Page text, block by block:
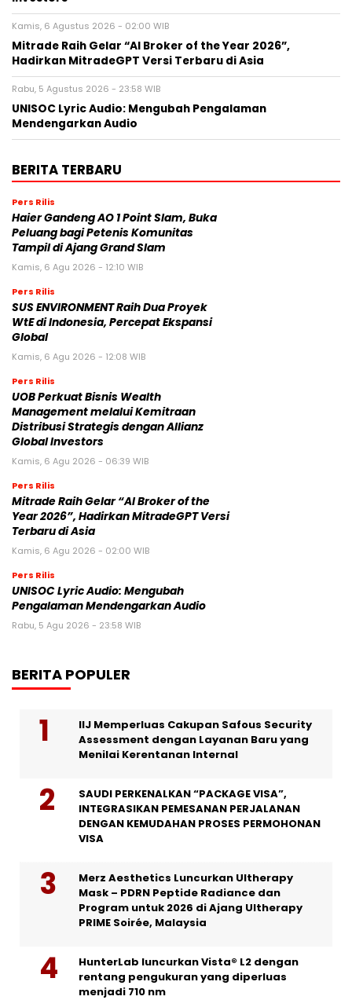
Kamis, 6 Agustus 2026 - 02:00 WIB
Mitrade Raih Gelar “AI Broker of the Year 2026”,
Hadirkan MitradeGPT Versi Terbaru di Asia
Rabu, 5 Agustus 2026 - 23:58 WIB
UNISOC Lyric Audio: Mengubah Pengalaman
Mendengarkan Audio
BERITA TERBARU
Pers Rilis
Haier Gandeng AO 1 Point Slam, Buka
Peluang bagi Petenis Komunitas
Tampil di Ajang Grand Slam
Kamis, 6 Agu 2026 - 12:10 WIB
Pers Rilis
SUS ENVIRONMENT Raih Dua Proyek
WtE di Indonesia, Percepat Ekspansi
Global
Kamis, 6 Agu 2026 - 12:08 WIB
Pers Rilis
UOB Perkuat Bisnis Wealth
Management melalui Kemitraan
Distribusi Strategis dengan Allianz
Global Investors
Kamis, 6 Agu 2026 - 06:39 WIB
Pers Rilis
Mitrade Raih Gelar “AI Broker of the
Year 2026”, Hadirkan MitradeGPT Versi
Terbaru di Asia
Kamis, 6 Agu 2026 - 02:00 WIB
Pers Rilis
UNISOC Lyric Audio: Mengubah
Pengalaman Mendengarkan Audio
Rabu, 5 Agu 2026 - 23:58 WIB
BERITA POPULER
IIJ Memperluas Cakupan Safous Security
Assessment dengan Layanan Baru yang
Menilai Kerentanan Internal
SAUDI PERKENALKAN “PACKAGE VISA”,
INTEGRASIKAN PEMESANAN PERJALANAN
DENGAN KEMUDAHAN PROSES PERMOHONAN
VISA
Merz Aesthetics Luncurkan Ultherapy
Mask – PDRN Peptide Radiance dan
Program untuk 2026 di Ajang Ultherapy
PRIME Soirée, Malaysia
HunterLab luncurkan Vista® L2 dengan
rentang pengukuran yang diperluas
menjadi 710 nm